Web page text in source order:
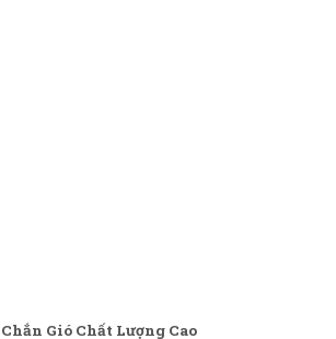
Gió Chất Lượng Cao